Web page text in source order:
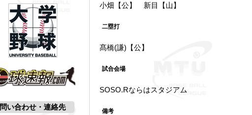
小畑【公】 新目【山】
二塁打
髙橋(謙)【公】
試合会場
SOSO.Rならはスタジアム
備考
問い合わせ・連絡先